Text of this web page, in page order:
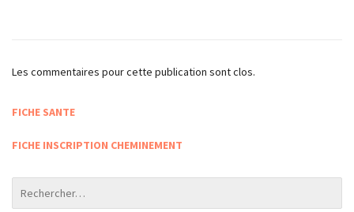
Les commentaires pour cette publication sont clos.
FICHE SANTE
FICHE INSCRIPTION CHEMINEMENT